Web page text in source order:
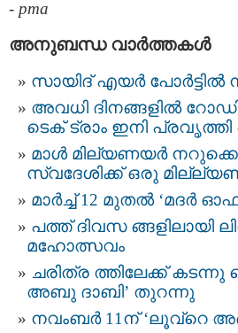
- pma
അനുബന്ധ വാര്‍ത്തകള്‍
സായിദ് എയർ പോർട്ടിൽ
അവധി ദിനങ്ങളിൽ
ടെക് ട്രാം ഇനി പ്രവൃത്തി
മാൾ മില്യണയർ
സ്വദേശിക്ക് ഒരു
മാര്‍ച്ച് 12 മുതല്‍ ‘മദർ
പത്ത് ദിവസ ങ്ങളിലായി
മഹോത്സവം
ചരിത്ര ത്തിലേക്ക്
അബു ദാബി’ തുറന്നു
നവംബര്‍ 11ന് ‘ലൂവ്റെ